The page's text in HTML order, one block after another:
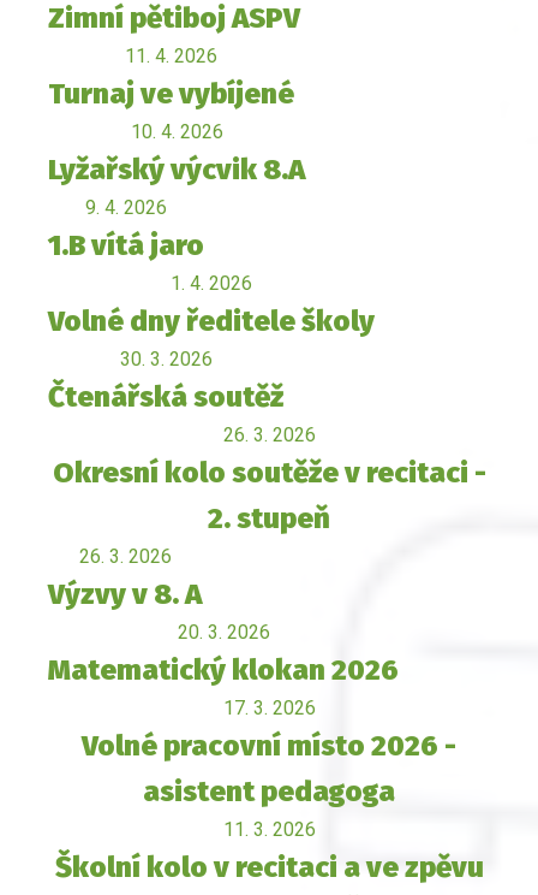
Zimní pětiboj ASPV
11. 4. 2026
Turnaj ve vybíjené
10. 4. 2026
Lyžařský výcvik 8.A
9. 4. 2026
1.B vítá jaro
1. 4. 2026
Volné dny ředitele školy
30. 3. 2026
Čtenářská soutěž
26. 3. 2026
Okresní kolo soutěže v recitaci -
2. stupeň
26. 3. 2026
Výzvy v 8. A
20. 3. 2026
Matematický klokan 2026
17. 3. 2026
Volné pracovní místo 2026 -
asistent pedagoga
11. 3. 2026
Školní kolo v recitaci a ve zpěvu